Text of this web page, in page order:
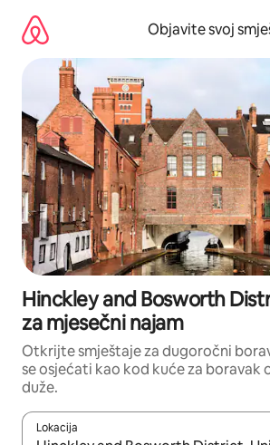
sadržaj
Objavite svoj
Hinckley and Bosworth
za mjesečni najam
Otkrijte smještaje za dugoročni
se osjećati kao kod kuće za boravak
duže.
Lokacija